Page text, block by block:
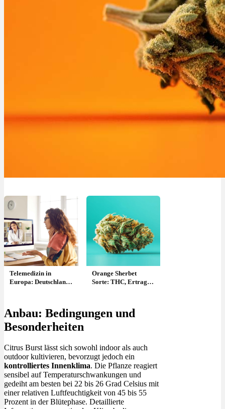
Telemedizin in
Europa: Deutschland
Orange Sherbet
Sorte: THC, Ertrag &
Anbau: Bedingungen und
Besonderheiten
Citrus Burst lässt sich sowohl indoor als auch
outdoor kultivieren, bevorzugt jedoch ein
kontrolliertes Innenklima. Die Pflanze reagiert
sensibel auf Temperaturschwankungen und
gedeiht am besten bei 22 bis 26 Grad Celsius mit
einer relativen Luftfeuchtigkeit von 45 bis 55
Prozent in der Blütephase. Detaillierte